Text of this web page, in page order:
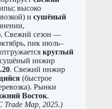
высоко
и сушёный
Свежий сезон —
пик июль–
круглый
инжир
. Свежий инжир
(быстрое
Рынки
Восток.
Map, 2025.)